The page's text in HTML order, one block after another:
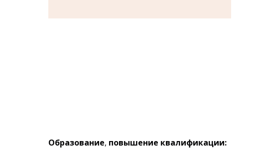
Образование, повышение квалификации: